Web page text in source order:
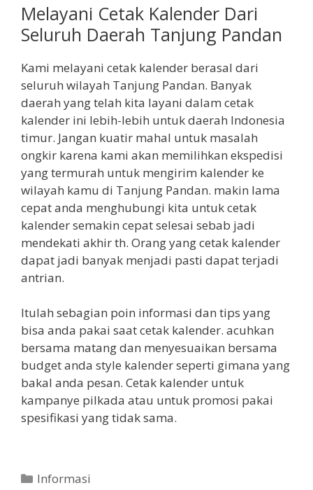
Melayani Cetak Kalender Dari
Seluruh Daerah Tanjung Pandan
Kami melayani cetak kalender berasal dari
seluruh wilayah Tanjung Pandan. Banyak
daerah yang telah kita layani dalam cetak
kalender ini lebih-lebih untuk daerah Indonesia
timur. Jangan kuatir mahal untuk masalah
ongkir karena kami akan memilihkan ekspedisi
yang termurah untuk mengirim kalender ke
wilayah kamu di Tanjung Pandan. makin lama
cepat anda menghubungi kita untuk cetak
kalender semakin cepat selesai sebab jadi
mendekati akhir th. Orang yang cetak kalender
dapat jadi banyak menjadi pasti dapat terjadi
antrian.
Itulah sebagian poin informasi dan tips yang
bisa anda pakai saat cetak kalender. acuhkan
bersama matang dan menyesuaikan bersama
budget anda style kalender seperti gimana yang
bakal anda pesan. Cetak kalender untuk
kampanye pilkada atau untuk promosi pakai
spesifikasi yang tidak sama.
Categories
Informasi